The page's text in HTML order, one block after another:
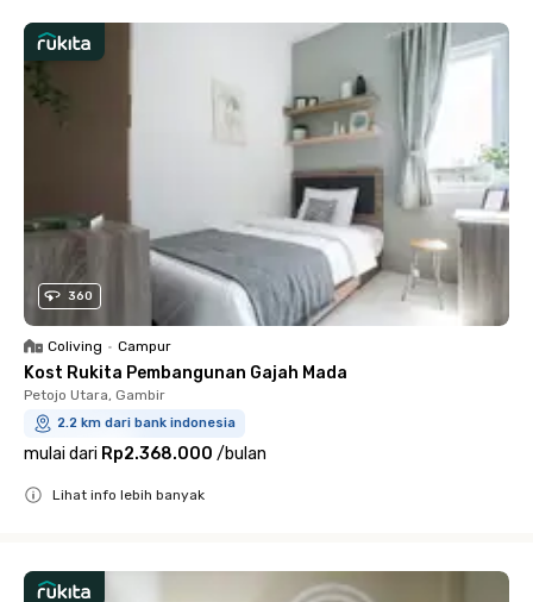
360
Coliving • Campur
Kost Rukita Pembangunan Gajah Mada
Petojo Utara, Gambir
2.2 km dari bank indonesia
mulai dari Rp2.368.000 /bulan
Lihat info lebih banyak